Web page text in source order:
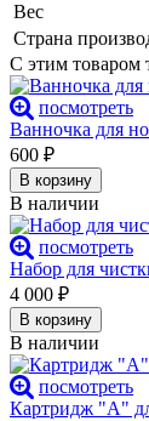
Вес
Страна
С этим товаром
посмотреть
Ванночка для
600 ₽
В корзину
В наличии
посмотреть
Набор для
4 000 ₽
В корзину
В наличии
посмотреть
Картридж "А"